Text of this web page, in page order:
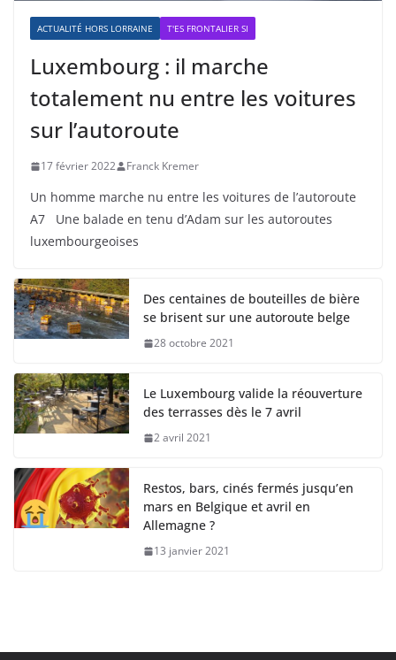
ACTUALITÉ HORS LORRAINE T'ES FRONTALIER SI
Luxembourg : il marche
totalement nu entre les voitures
sur l’autoroute
17 février 2022 Franck Kremer
Un homme marche nu entre les voitures de l’autoroute
A7 Une balade en tenu d’Adam sur les autoroutes
luxembourgeoises
Des centaines de bouteilles de bière
se brisent sur une autoroute belge
28 octobre 2021
Le Luxembourg valide la réouverture
des terrasses dès le 7 avril
2 avril 2021
Restos, bars, cinés fermés jusqu’en
mars en Belgique et avril en
Allemagne ?
13 janvier 2021